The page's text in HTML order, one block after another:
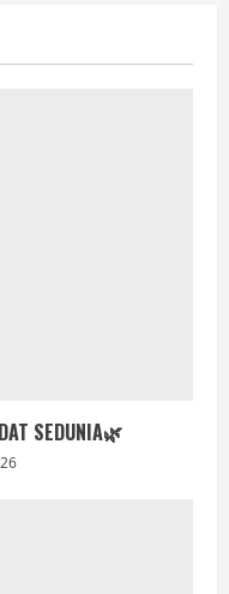
SEDUNIA🌿